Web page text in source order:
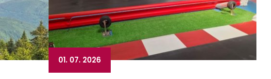
01. 07. 2026